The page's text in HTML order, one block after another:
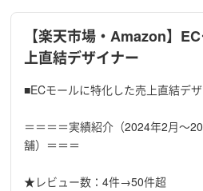
【楽天市場・Amazon】
上直結デザイナー
■ECモールに特化した売上直結デザ
＝＝＝＝実績紹介（2024年2月〜
舗）＝＝＝
★レビュー数：4件→50件超